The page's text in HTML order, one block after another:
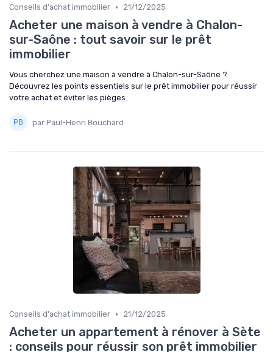
Conseils d'achat immobilier • 21/12/2025
Acheter une maison à vendre à Chalon-
sur-Saône : tout savoir sur le prêt
immobilier
Vous cherchez une maison à vendre à Chalon-sur-Saône ?
Découvrez les points essentiels sur le prêt immobilier pour réussir
votre achat et éviter les pièges.
par Paul-Henri Bouchard
Conseils d'achat immobilier • 21/12/2025
Acheter un appartement à rénover à Sète
: conseils pour réussir son prêt immobilier